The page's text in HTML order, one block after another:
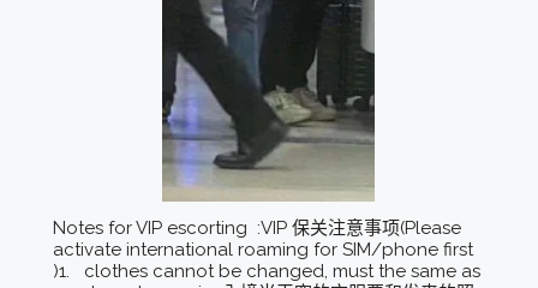
Notes for VIP escorting :VIP 保关注意事项(Please
activate international roaming for SIM/phone first
)1. clothes cannot be changed, must the same as